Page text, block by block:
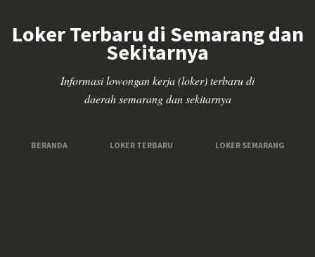
Loker Terbaru di Semarang dan
Sekitarnya
Informasi lowongan kerja (loker) terbaru di
daerah semarang dan sekitarnya
BERANDA LOKER TERBARU LOKER SEMARANG